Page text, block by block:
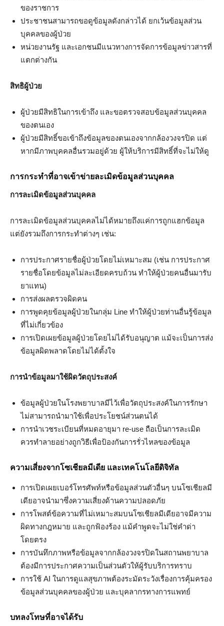
ของราชการ
ประชาชนสามารถขอดูข้อมูลดังกล่าวได้ ยกเว้นข้อมูลส่วน
บุคคลของผู้ป่วย
หน่วยงานรัฐ และเอกชนมีแนวทางการจัดการข้อมูลข่าวสารที่
แตกต่างกัน
สิทธิผู้ป่วย
ผู้ป่วยมีสิทธิในการเข้าถึง และขอตรวจสอบข้อมูลส่วนบุคคล
ของตนเอง
ผู้ป่วยมีสิทธิ์ขอเข้าถึงข้อมูลของตนเองจากกล้องวงจรปิด แต่
หากมีภาพบุคคลอื่นรวมอยู่ด้วย ผู้ให้บริการมีสิทธิ์ที่จะไม่ให้ดู
การกระทำที่อาจเข้าข่ายละเมิดข้อมูลส่วนบุคคล
การละเมิดข้อมูลส่วนบุคคล
การละเมิดข้อมูลส่วนบุคคลไม่ได้หมายถึงแค่การถูกแฮกข้อมูล
แต่ยังรวมถึงการกระทำต่างๆ เช่น:
การประกาศรายชื่อผู้ป่วยโดยไม่เหมาะสม (เช่น การประกาศ
รายชื่อโดยข้อมูลไม่ละเอียดครบถ้วน ทำให้ผู้ป่วยคนอื่นมารับ
ยาแทน)
การส่งผลตรวจผิดคน
การพูดคุยข้อมูลผู้ป่วยในกลุ่ม Line ทำให้ผู้ป่วยท่านอื่นรู้ข้อมูล
ที่ไม่เกี่ยวข้อง
การเปิดเผยข้อมูลผู้ป่วยโดยไม่ได้รับอนุญาต แม้จะเป็นการส่ง
ข้อมูลผิดพลาดโดยไม่ได้ตั้งใจ
การนำข้อมูลมาใช้ผิดวัตถุประสงค์
ข้อมูลผู้ป่วยในโรงพยาบาลมีไว้เพื่อวัตถุประสงค์ในการรักษา
ไม่สามารถนำมาใช้เพื่อประโยชน์ส่วนตนได้
การนำเวชระเบียนที่หมดอายุมา re-use ถือเป็นการละเมิด
ควรทำลายอย่างถูกวิธีเพื่อป้องกันการรั่วไหลของข้อมูล
ความเสี่ยงจากโซเชียลมีเดีย และเทคโนโลยีดิจิทัล
การเปิดเผยเบอร์โทรศัพท์หรือข้อมูลส่วนตัวอื่นๆ บนโซเชียลมี
เดียอาจนำมาซึ่งความเสี่ยงด้านความปลอดภัย
การโพสต์ข้อความที่ไม่เหมาะสมบนโซเชียลมีเดียอาจมีความ
ผิดทางกฎหมาย และถูกฟ้องร้อง แม้คำพูดจะไม่ใช่คำด่า
โดยตรง
การบันทึกภาพหรือข้อมูลจากกล้องวงจรปิดในสถานพยาบาล
ต้องมีการประกาศความเป็นส่วนตัวให้ผู้รับบริการทราบ
การใช้ AI ในการดูแลสุขภาพต้องระมัดระวังเรื่องการคุ้มครอง
ข้อมูลส่วนบุคคลของผู้ป่วย และบุคลากรทางการแพทย์
บทลงโทษที่อาจได้รับ